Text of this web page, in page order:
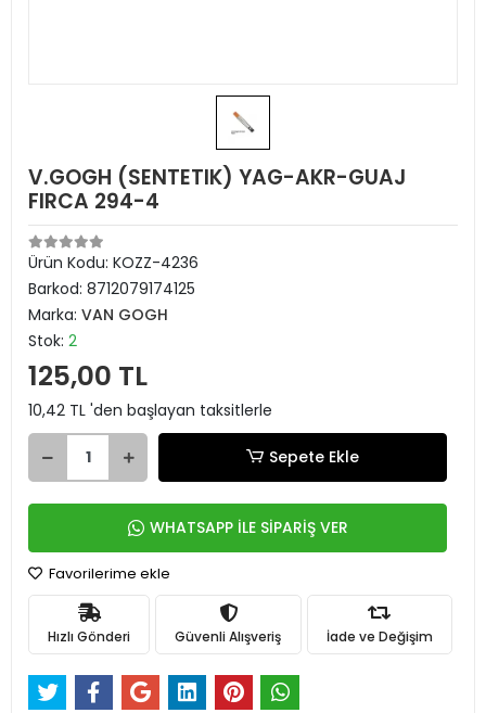
V.GOGH (SENTETIK) YAG-AKR-GUAJ
FIRCA 294-4
Ürün Kodu: KOZZ-4236
Barkod: 8712079174125
Marka: VAN GOGH
Stok: 2
125,00 TL
10,42 TL 'den başlayan taksitlerle
Sepete Ekle
WHATSAPP İLE SİPARİŞ VER
Favorilerime ekle
Hızlı Gönderi Güvenli Alışveriş İade ve Değişim